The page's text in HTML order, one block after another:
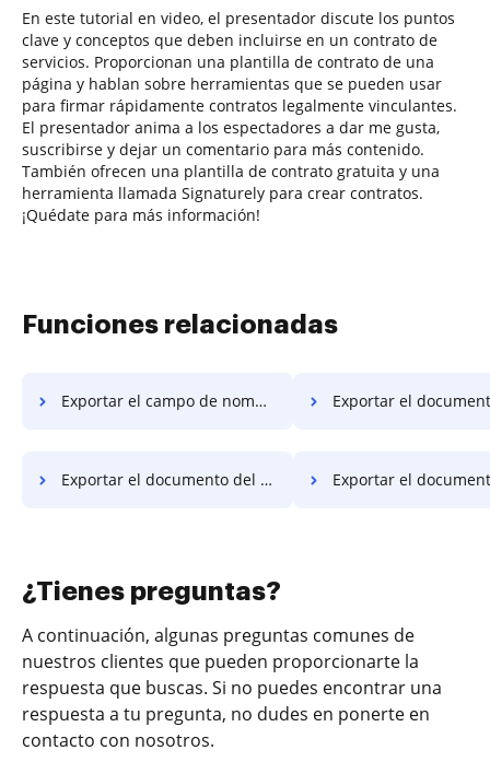
En este tutorial en video, el presentador discute los puntos
clave y conceptos que deben incluirse en un contrato de
servicios. Proporcionan una plantilla de contrato de una
página y hablan sobre herramientas que se pueden usar
para firmar rápidamente contratos legalmente vinculantes.
El presentador anima a los espectadores a dar me gusta,
suscribirse y dejar un comentario para más contenido.
También ofrecen una plantilla de contrato gratuita y una
herramienta llamada Signaturely para crear contratos.
¡Quédate para más información!
Funciones relacionadas
Exportar el campo de nombre del documento en el sitio web Exportar el documento del campo de
Exportar el documento del campo de nombre en Internet Explorer Exportar el documento del campo de nombre en
¿Tienes preguntas?
A continuación, algunas preguntas comunes de
nuestros clientes que pueden proporcionarte la
respuesta que buscas. Si no puedes encontrar una
respuesta a tu pregunta, no dudes en ponerte en
contacto con nosotros.